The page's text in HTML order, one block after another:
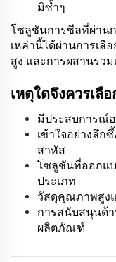
มิซ้ำๆ
โซลูชันการซีลที่ผ่าน
เหล่านี้ได้ผ่านการเ
สูง และการผสานรว
เหตุใดจึงควรเลือ
มีประสบการณ์อ
เข้าใจอย่างลึก
สาหัส
โซลูชันที่ออกแบ
ประเภท
วัสดุคุณภาพสูง
การสนับสนุนด้
ผลิตภัณฑ์